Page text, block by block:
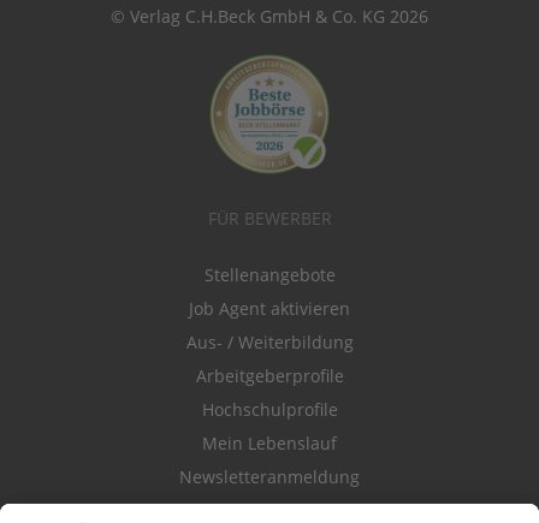
© Verlag C.H.Beck GmbH & Co. KG 2026
FÜR BEWERBER
Stellenangebote
Job Agent aktivieren
Aus- / Weiterbildung
Arbeitgeberprofile
Hochschulprofile
Mein Lebenslauf
Newsletteranmeldung
Durchsuchen Sie den Stellenkatalog